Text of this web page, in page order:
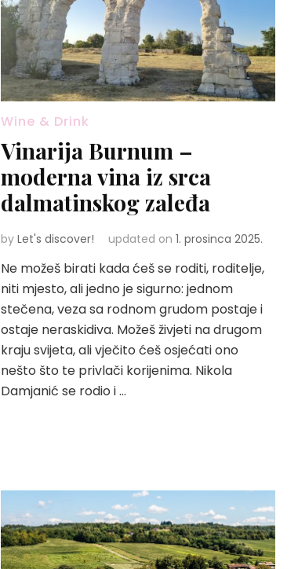
Wine & Drink
Vinarija Burnum –
moderna vina iz srca
dalmatinskog zaleđa
by Let's discover! updated on 1. prosinca 2025.
Ne možeš birati kada ćeš se roditi, roditelje,
niti mjesto, ali jedno je sigurno: jednom
stečena, veza sa rodnom grudom postaje i
ostaje neraskidiva. Možeš živjeti na drugom
kraju svijeta, ali vječito ćeš osjećati ono
nešto što te privlači korijenima. Nikola
Damjanić se rodio i …